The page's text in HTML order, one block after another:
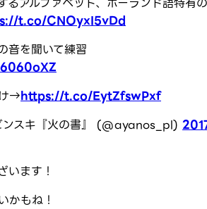
t.co/CNOyxI5vDd
音を聞いて練習
→https://t.co/EytZfswPxf
スキ『火の書』 (@ayanos_pl)
います！
かもね！